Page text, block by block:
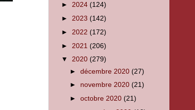
► 2024 (124)
► 2023 (142)
► 2022 (172)
► 2021 (206)
▼ 2020 (279)
►décembre 2020(27)
► novembre 2020(21)
►octobre 2020(21)